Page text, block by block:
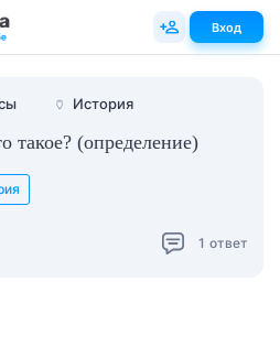
🏺 История
такое? (определение)
1 ответ
Вход